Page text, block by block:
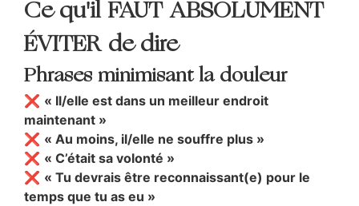
Ce qu'il FAUT ABSOLUMENT
ÉVITER de dire
Phrases minimisant la douleur
❌ « Il/elle est dans un meilleur endroit
maintenant »
❌ « Au moins, il/elle ne souffre plus »
❌ « C’était sa volonté »
❌ « Tu devrais être reconnaissant(e) pour le
temps que tu as eu »